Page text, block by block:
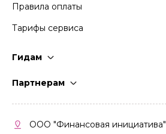
Правила оплаты
Тарифы сервиса
Гидам
Партнерам
Кабинет партнера
ООО "Финансовая инициатива"